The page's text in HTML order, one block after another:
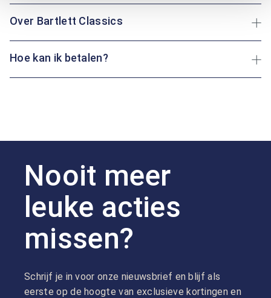
Over Bartlett Classics
Hoe kan ik betalen?
Nooit meer
leuke acties
missen?
Schrijf je in voor onze nieuwsbrief en blijf als
eerste op de hoogte van exclusieve kortingen en